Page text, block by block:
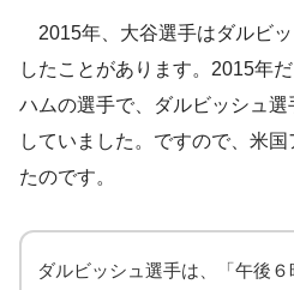
2015年、大谷選手はダルビ
したことがあります。2015年
ハムの選手で、ダルビッシュ
していました。ですので、米
たのです。
ダルビッシュ選手は、「午後６